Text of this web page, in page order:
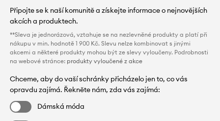
Připojte se k naší komunitě a získejte informace o nejnovějších
akcích a produktech.
**Sleva je jednorázová, vztahuje se na nezlevněné produkty a platí při
nákupu v min. hodnotě 1 900 Kč. Slevu nelze kombinovat s jinými
akcemi a některé produkty mohou být ze slevy vyloučeny. Podrobnosti
na webové stránce: produkty vyloučené z akce
Chceme, aby do vaší schránky přicházelo jen to, co vás
opravdu zajímá. Řekněte nám, zda vás zajímá:
Dámská móda